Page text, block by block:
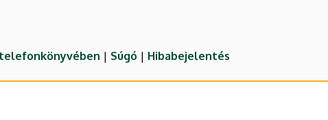
| Súgó | Hibabejelentés